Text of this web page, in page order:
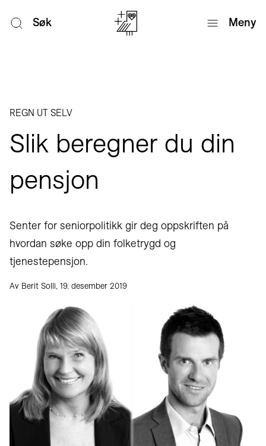
Søk Meny
REGN UT SELV
Slik beregner du din
pensjon
Senter for seniorpolitikk gir deg oppskriften på
hvordan søke opp din folketrygd og
tjenestepensjon.
Av Berit Solli, 19. desember 2019